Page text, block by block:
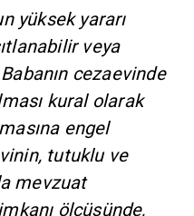
yüksek yararı
veya
cezaevinde
kural olarak
engel
tutuklu ve
mevzuat
ölçüsünde,